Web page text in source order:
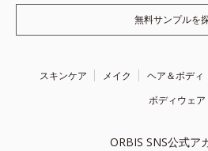
無料サンプルを
スキンケア メイク ヘア＆ボディ
ボディウェア
ORBIS SNS公式ア